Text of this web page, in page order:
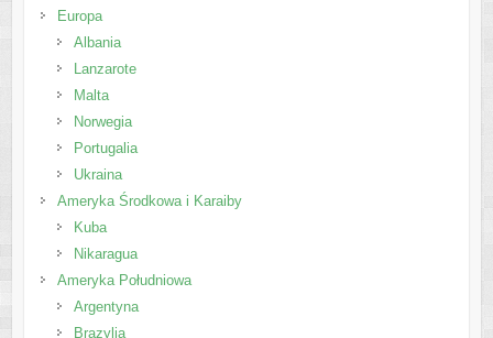
Europa
Albania
Lanzarote
Malta
Norwegia
Portugalia
Ukraina
Ameryka Środkowa i Karaiby
Kuba
Nikaragua
Ameryka Południowa
Argentyna
Brazylia